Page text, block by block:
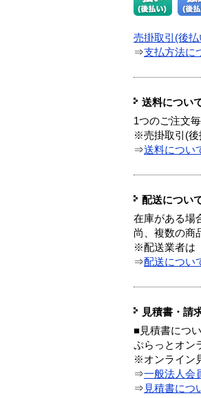
売掛取引(後払
⇒支払方法に
送料につい
1つのご注文
※売掛取引(後
⇒送料につい
配送につい
在庫がある場
尚、複数の商
※配送業者は
⇒配送につい
見積書・請
■見積書につ
ぷらっとオン
※オンライン
⇒一般法人会
⇒ 見積書につ